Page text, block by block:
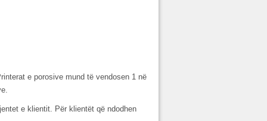
e porosive mund të vendosen 1 në
e klientit. Për klientët që ndodhen